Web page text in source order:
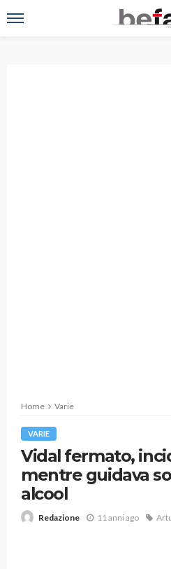
Home Varie
VARIE
Vidal fermato,
mentre guidava
alcool
Redazione 11 anni ago